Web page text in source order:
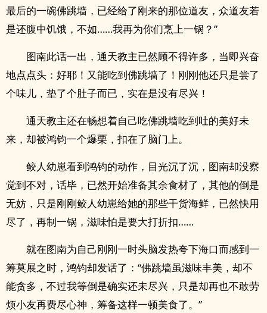
最后的一碗佛跳墙，已经给了刚来的那位道友，众道友若
是还腹中饥饿，不如……我再为你们烹上一锅？”
图南此话一出，通天教主已然顾不得许多，当即兴奋
地点点头：好耶！又能吃到佛跳墙了！刚刚他还只是尝了
个味儿，垫了个肚子而已，实在是没有尽兴！
通天教主还在畅想着自己吃佛跳墙吃到吐的美好未
来，却被鸿钧一个爆栗，扣在了脑门上。
鲛人幼崽看到鸿钧的动作，目光沉了沉，图南却没察
觉到不对，话毕，已然开始准备其余食材了，其他的倒是
无妨，只是刚刚鲛人幼崽给她的那些干货海鲜，已然快用
尽了，再制一锅，滋味怕是要大打折扣……
就在图南为自己刚刚一时头脑发热夸下海口而感到一
筹莫展之时，鸿钧却发话了：“佛跳墙虽滋味丰美，却不
能贪多，不过我等倒是确实还未尽兴，只是却再也不敢劳
烦小友再费尽心神，筹备这样一顿美食了。”